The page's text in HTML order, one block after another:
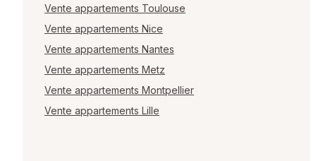
Vente appartements Toulouse
Vente appartements Nice
Vente appartements Nantes
Vente appartements Metz
Vente appartements Montpellier
Vente appartements Lille